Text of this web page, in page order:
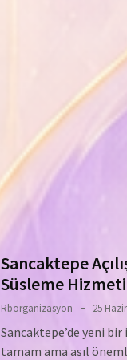
Sancaktepe
Süsleme Hizmeti
Rborganizasyon 25
Sancaktepe’de yeni
tamam ama asıl